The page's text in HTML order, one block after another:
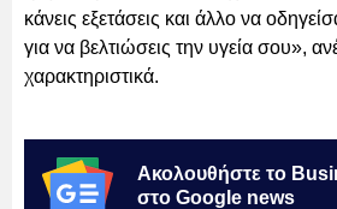
κάνεις εξετάσεις και άλλο να
για να βελτιώσεις την υγεία σου»,
χαρακτηριστικά.
Ακολουθήστε το
στο Google news